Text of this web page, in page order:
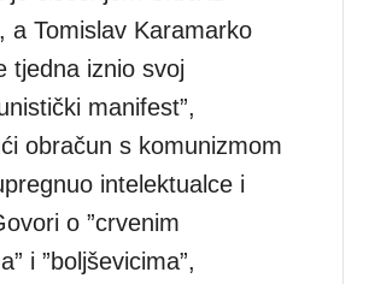
a Tomislav Karamarko
tjedna iznio svoj
manifest”,
obračun s komunizmom
intelektualce i
o ”crvenim
i ”boljševicima”,